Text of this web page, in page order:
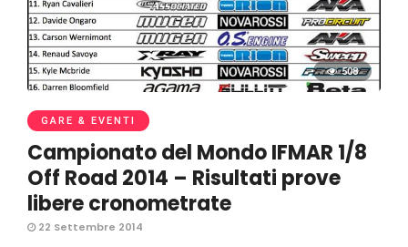
508
GARE & EVENTI
Campionato del Mondo IFMAR 1/8
Off Road 2014 – Risultati prove
libere cronometrate
22 Settembre 2014